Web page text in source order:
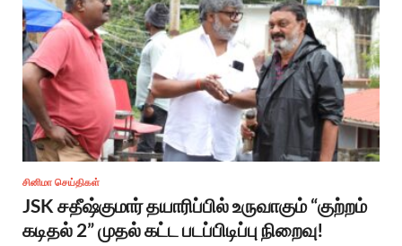
சினிமா செய்திகள்
JSK சதீஷ்குமார் தயாரிப்பில் உருவாகும் “குற்றம்
கடிதல் 2” முதல் கட்ட படப்பிடிப்பு நிறைவு!